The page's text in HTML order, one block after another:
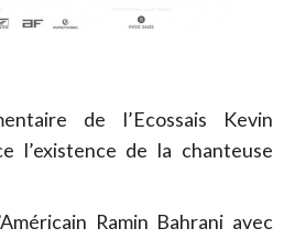
de l’Ecossais Kevin
l’existence de la chanteuse
Ramin Bahrani avec